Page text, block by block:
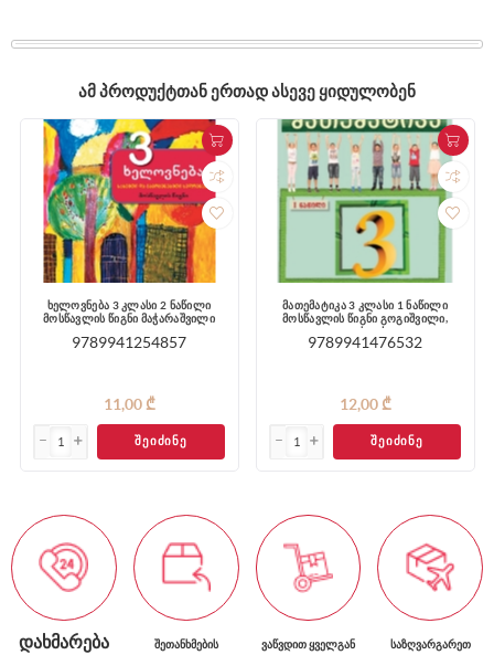
ᲐᲛ ᲞᲠᲝᲓᲣᲥᲢᲗᲐᲜ ᲔᲠᲗᲐᲓ ᲐᲡᲔᲕᲔ ᲧᲘᲓᲣᲚᲝᲑᲔᲜ
ხელოვნება 3 კლასი 2 ნაწილი
მოსწავლის წიგნი მაჭარაშვილი
9789941254857
11,00 ₾
ᲨᲔᲘᲫᲘᲜᲔ
მათემატიკა 3 კლასი 1 ნაწილი
მოსწავლის წიგნი გოგიშვილი,
ვეფხვაძე
9789941476532
12,00 ₾
ᲨᲔᲘᲫᲘᲜᲔ
ᲓᲐᲮᲛᲐᲠᲔᲑᲐ
ᲨᲔᲗᲐᲜᲮᲛᲔᲑᲘᲡ
ᲕᲐᲬᲕᲓᲘᲗ ᲧᲕᲔᲚᲒᲐᲜ
ᲡᲐᲖᲦᲕᲐᲠᲒᲐᲠᲔᲗ